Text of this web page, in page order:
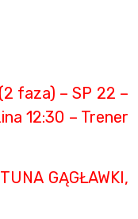
faza) – SP 22 –
12:30 – Trener
GĄGŁAWKI,